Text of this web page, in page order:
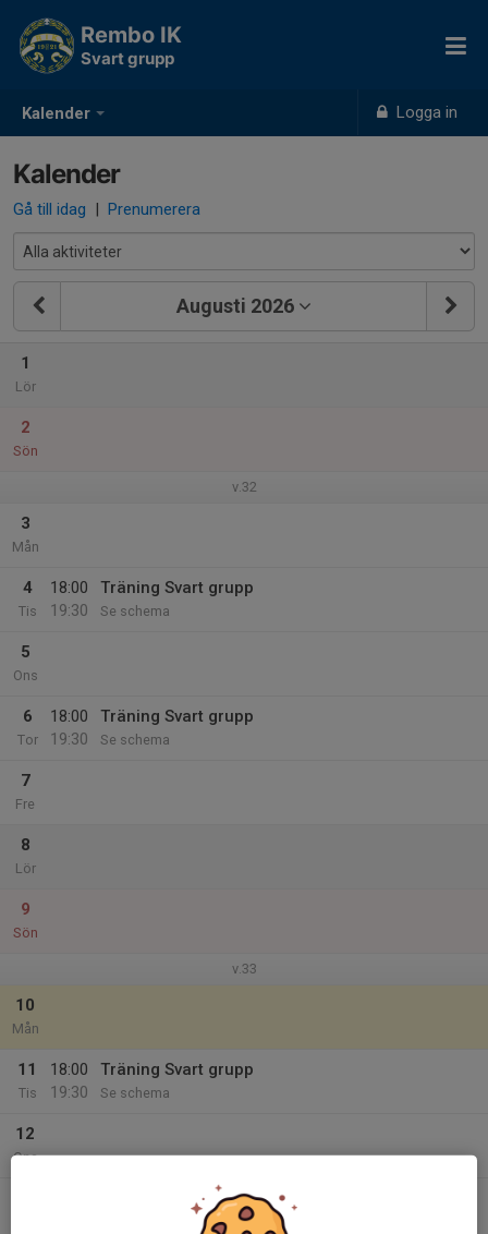
Kalender Logga in
Rembo IK
Svart grupp
Kalender
Gå till idag | Prenumerera
Augusti 2026
1
Lör
2
Sön
v.32
3
Mån
4
Tis
18:00
19:30
Träning Svart grupp
Se schema
5
Ons
6
Tor
18:00
19:30
Träning Svart grupp
Se schema
7
Fre
8
Lör
9
Sön
v.33
10
Mån
11
Tis
18:00
19:30
Träning Svart grupp
Se schema
12
Ons
Träning Svart grupp